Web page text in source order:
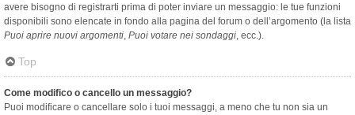
avere bisogno di registrarti prima di poter inviare un messaggio: le tue funzioni
disponibili sono elencate in fondo alla pagina del forum o dell’argomento (la lista
Puoi aprire nuovi argomenti, Puoi votare nei sondaggi, ecc.).
Top
Come modifico o cancello un messaggio?
Puoi modificare o cancellare solo i tuoi messaggi, a meno che tu non sia un